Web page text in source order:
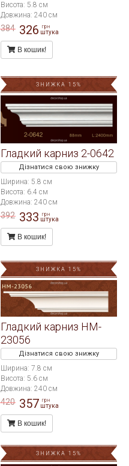
Висота: 5.8 см
Довжина: 240 см
384 326 грн
штука
В кошик!
ЗНИЖКА 15%
Гладкий карниз 2-0642
Дізнатися свою знижку
Ширина: 5.8 см
Висота: 6.4 см
Довжина: 240 см
392 333 грн
штука
В кошик!
ЗНИЖКА 15%
Гладкий карниз HM-
23056
Дізнатися свою знижку
Ширина: 7.8 см
Висота: 5.6 см
Довжина: 240 см
420 357 грн
штука
В кошик!
ЗНИЖКА 15%